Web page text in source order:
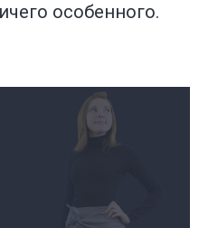
особенного.